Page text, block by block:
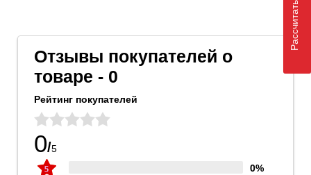
Отзывы покупателей о
товаре - 0
Рейтинг покупателей
0/5
0%